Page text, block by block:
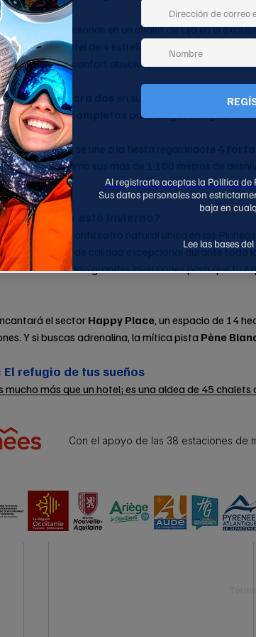
para dos personas en un chalet de lujo en el
pistas, este hotel de 4 estrellas redefine el concepto
Gourette y un confort absoluto.
Una cena para dos
en su restaurante, donde los
desayunos completos para cargar energías
de Gourette
al máximo sus más de 1.100 metros de
tu destino este invierno?
es un anfiteatro natural único en los
una nieve de calidad excepcional durante toda
ha realizado grandes inversiones para que tu
el sector Happy Place, un espacio de 14
Y si buscas adrenalina, la mítica pista Pène
refugio de tus sueños
mucho más que un hotel; es una aldea de 45
en tu salón privado. No dejes pasar la
Con el apoyo de las 38 estaciones de